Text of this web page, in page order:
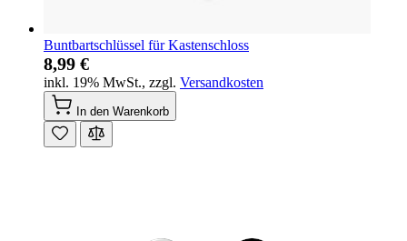
Buntbartschlüssel für Kastenschloss
8,99 €
inkl. 19% MwSt., zzgl. Versandkosten
In den Warenkorb